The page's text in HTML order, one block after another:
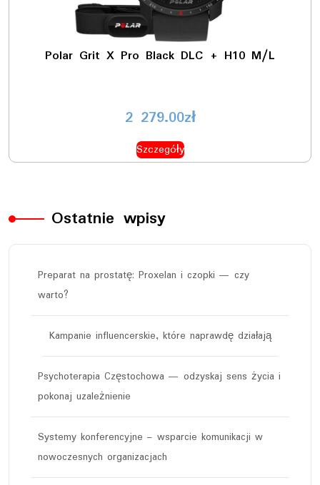
Polar Grit X Pro Black DLC + H10 M/L
2 279.00zł
Szczegóły
Ostatnie wpisy
Preparat na prostatę: Proxelan i czopki — czy
warto?
Kampanie influencerskie, które naprawdę działają
Psychoterapia Częstochowa — odzyskaj sens życia i
pokonaj uzależnienie
Systemy konferencyjne – wsparcie komunikacji w
nowoczesnych organizacjach